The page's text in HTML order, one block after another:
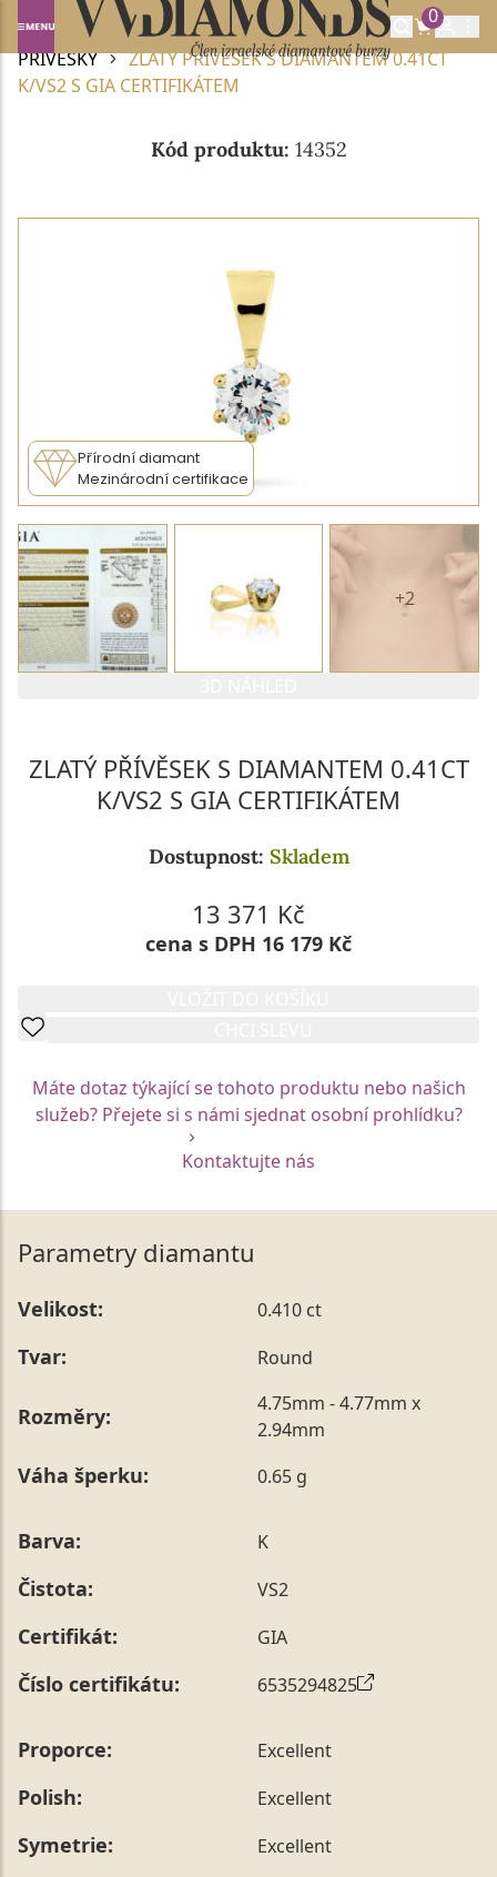
0
Domů DIAMANTOVÉ ŠPERKY
DIAMANTOVÉ
PŘÍVĚSKY
ZLATÝ PŘÍVĚSEK S DIAMANTEM 0.41CT
K/VS2 S GIA CERTIFIKÁTEM
Kód produktu: 14352
Přírodní diamant
Mezinárodní certifikace
+2
ZLATÝ PŘÍVĚSEK S DIAMANTEM 0.41CT
K/VS2 S GIA CERTIFIKÁTEM
Dostupnost: Skladem
13 371 Kč
cena s DPH 16 179 Kč
Máte dotaz týkající se tohoto produktu nebo našich
služeb? Přejete si s námi sjednat osobní prohlídku?
Kontaktujte nás
Parametry diamantu
Velikost: 0.410 ct
Tvar: Round
Rozměry:
4.75mm - 4.77mm x
2.94mm
Váha šperku: 0.65 g
Barva: K
Čistota: VS2
Certifikát: GIA
Číslo certifikátu: 6535294825
Proporce: Excellent
Polish: Excellent
Symetrie: Excellent